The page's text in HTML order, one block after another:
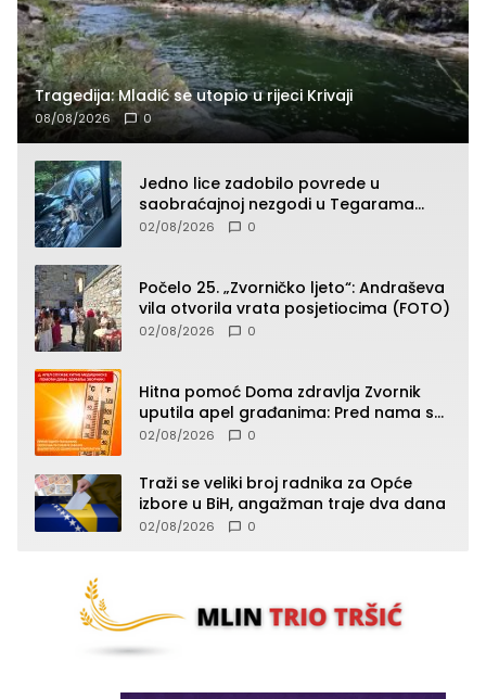
Tragedija: Mladić se utopio u rijeci Krivaji
08/08/2026 0
Jedno lice zadobilo povrede u
saobraćajnoj nezgodi u Tegarama
(FOTO)
02/08/2026 0
Počelo 25. „Zvorničko ljeto“: Andraševa
vila otvorila vrata posjetiocima (FOTO)
02/08/2026 0
Hitna pomoć Doma zdravlja Zvornik
uputila apel građanima: Pred nama su
temperature do 40°C, oprez zbog
02/08/2026 0
Traži se veliki broj radnika za Opće
izbore u BiH, angažman traje dva dana
02/08/2026 0